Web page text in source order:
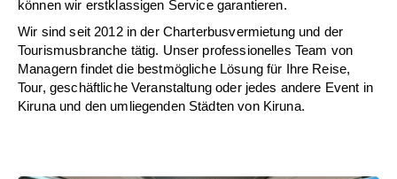
können wir erstklassigen Service garantieren.
Wir sind seit 2012 in der Charterbusvermietung und der
Tourismusbranche tätig. Unser professionelles Team von
Managern findet die bestmögliche Lösung für Ihre Reise,
Tour, geschäftliche Veranstaltung oder jedes andere Event in
Kiruna und den umliegenden Städten von Kiruna.